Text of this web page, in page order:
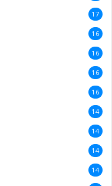
17
16
16
16
16
14
14
14
14